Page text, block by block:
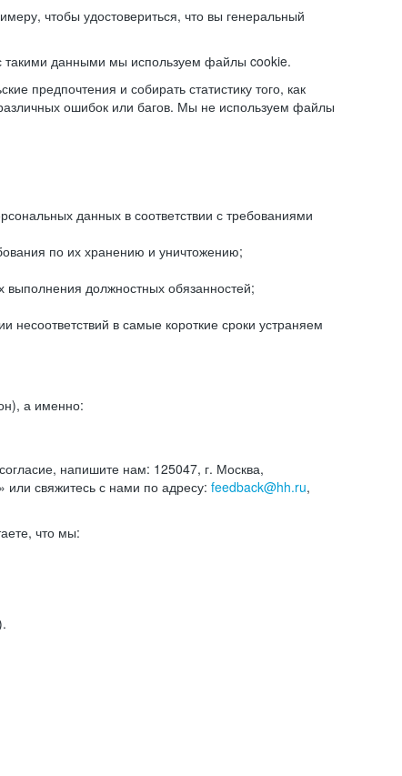
чтобы удостовериться, что вы генеральный
такими данными мы используем файлы cookie.
предпочтения и собирать статистику того, как
ошибок или багов. Мы не используем файлы
данных в соответствии с требованиями
по их хранению и уничтожению;
выполнения должностных обязанностей;
в самые короткие сроки устраняем
а именно:
напишите нам: 125047, г. Москва,
свяжитесь с нами по адресу: feedback@hh.ru,
что мы: